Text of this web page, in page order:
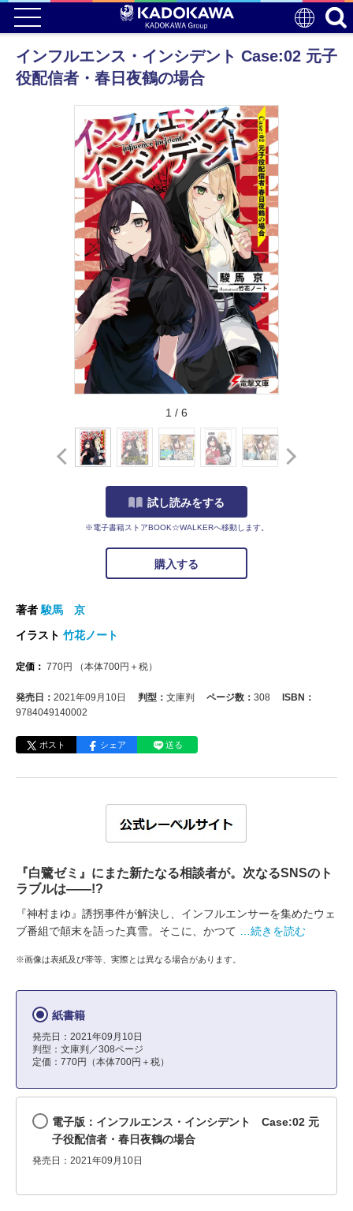
インフルエンス・インシデント Case:02 元子
役配信者・春日夜鶴の場合
1 / 6
試し読みをする
※電子書籍ストアBOOK☆WALKERへ移動します。
購入する
著者 駿馬 京
イラスト 竹花ノート
定価： 770円 （本体700円＋税）
発売日： 2021年09月10日 判型： 文庫判 ページ数： 308
ISBN：
9784049140002
ポスト シェア 送る
『白鷺ゼミ』にまた新たなる相談者が。次なるSNSのト
ラブルは――!?
『神村まゆ』誘拐事件が解決し、インフルエンサーを集めたウェ
ブ番組で顛末を語った真雪。そこに、かつて
…続きを読む
※画像は表紙及び帯等、実際とは異なる場合があります。
紙書籍
発売日：2021年09月10日
判型：文庫判／308ページ
定価：770円（本体700円＋税）
電子版：インフルエンス・インシデント Case:02 元
子役配信者・春日夜鶴の場合
発売日：2021年09月10日